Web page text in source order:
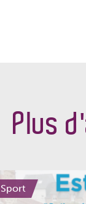
Plus
Sport